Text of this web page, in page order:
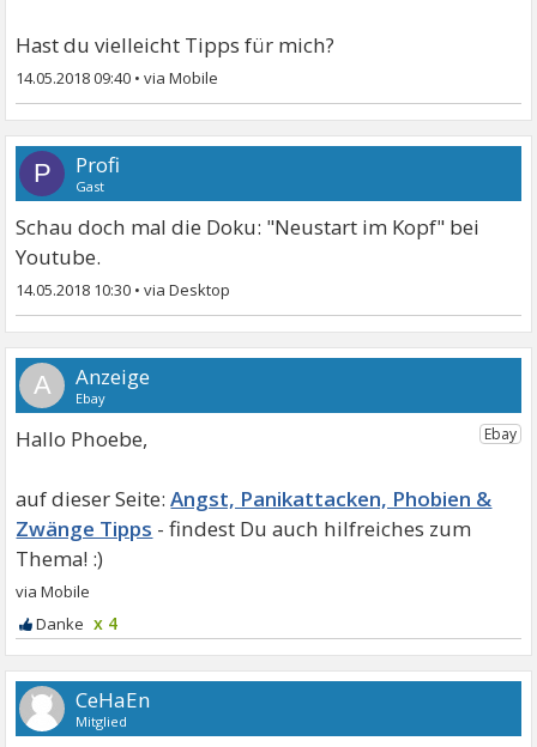
Hast du vielleicht Tipps für mich?
14.05.2018 09:40 •
P Profi
Gast
Schau doch mal die Doku: "Neustart im Kopf" bei
Youtube.
14.05.2018 10:30 •
A
Hallo Phoebe,
Angst, Panikattacken, Phobien &
Zwänge Tipps
x 4
CeHaEn
Mitglied